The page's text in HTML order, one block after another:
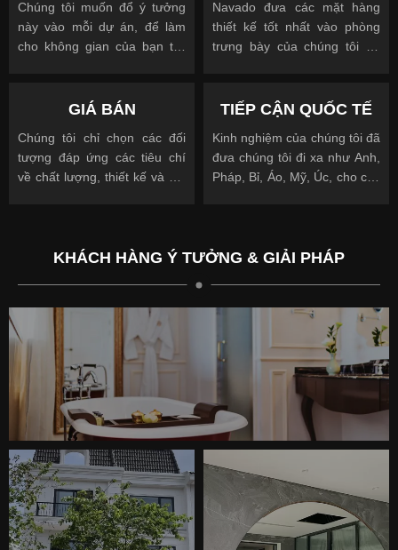
Chúng tôi muốn đổ ý tưởng
này vào mỗi dự án, để làm
cho không gian của bạn trở
Navado đưa các mặt hàng
thiết kế tốt nhất vào phòng
trưng bày của chúng tôi để
GIÁ BÁN
Chúng tôi chỉ chọn các đối
tượng đáp ứng các tiêu chí
về chất lượng, thiết kế và giá
TIẾP CẬN QUỐC TẾ
Kinh nghiệm của chúng tôi đã
đưa chúng tôi đi xa như Anh,
Pháp, Bỉ, Áo, Mỹ, Úc, cho các
KHÁCH HÀNG Ý TƯỞNG & GIẢI PHÁP